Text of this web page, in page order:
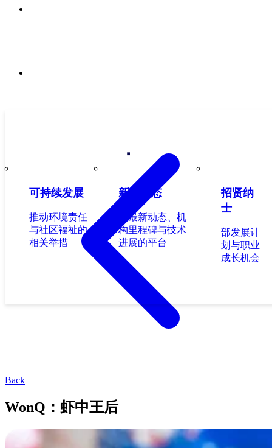
可持续发展
推动环境责任
与社区福祉的
相关举措
新闻动态
享最新动态、机
构里程碑与技术
进展的平台
招贤纳
士
部发展计
划与职业
成长机会
Back
WonQ：虾中王后